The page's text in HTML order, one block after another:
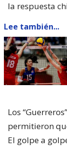
la respuesta
Lee también...
Los
permitieron
El golpe a